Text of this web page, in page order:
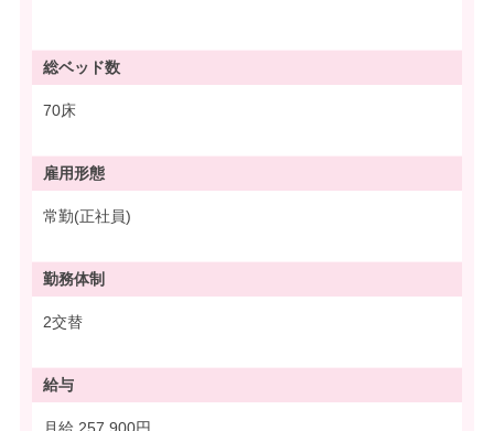
総ベッド数
70床
雇用形態
常勤(正社員)
勤務体制
2交替
給与